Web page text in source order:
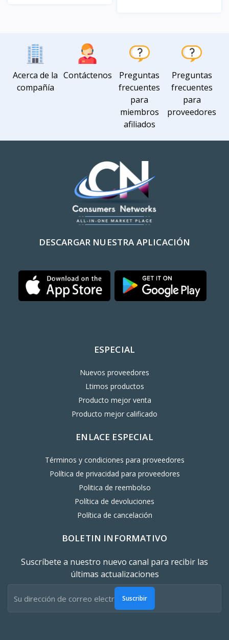
Acerca de la
compañía
Contáctenos
Preguntas
frecuentes
para
miembros
afiliados
Preguntas
frecuentes
para
proveedores
DESCARGAR NUESTRA APLICACIÓN
ESPECIAL
Nuevos proveedores
Ltimos productos
Producto mejor venta
Producto mejor calificado
ENLACE ESPECIAL
Términos y condiciones para proveedores
Política de privacidad para proveedores
Politica de reembolso
Política de devoluciones
Política de cancelación
BOLETIN INFORMATIVO
Suscríbete a nuestro nuevo canal para recibir las
últimas actualizaciones
Suscribir